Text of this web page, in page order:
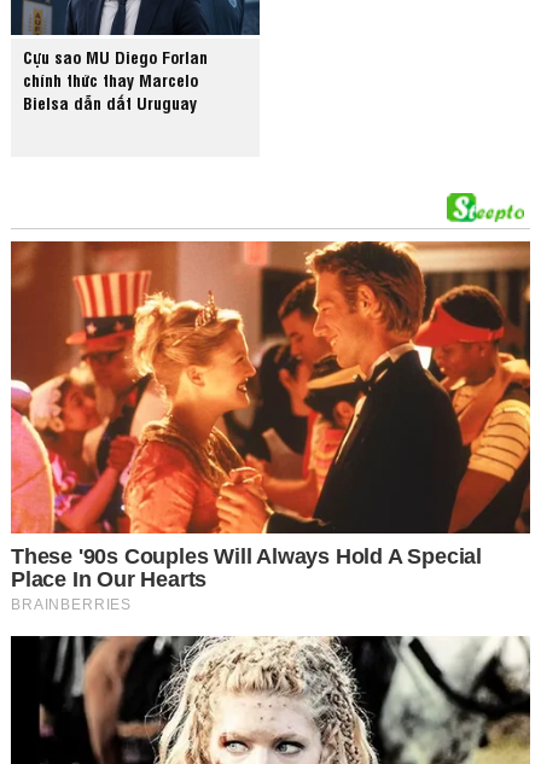
Cựu sao MU Diego Forlan
chính thức thay Marcelo
Bielsa dẫn dắt Uruguay